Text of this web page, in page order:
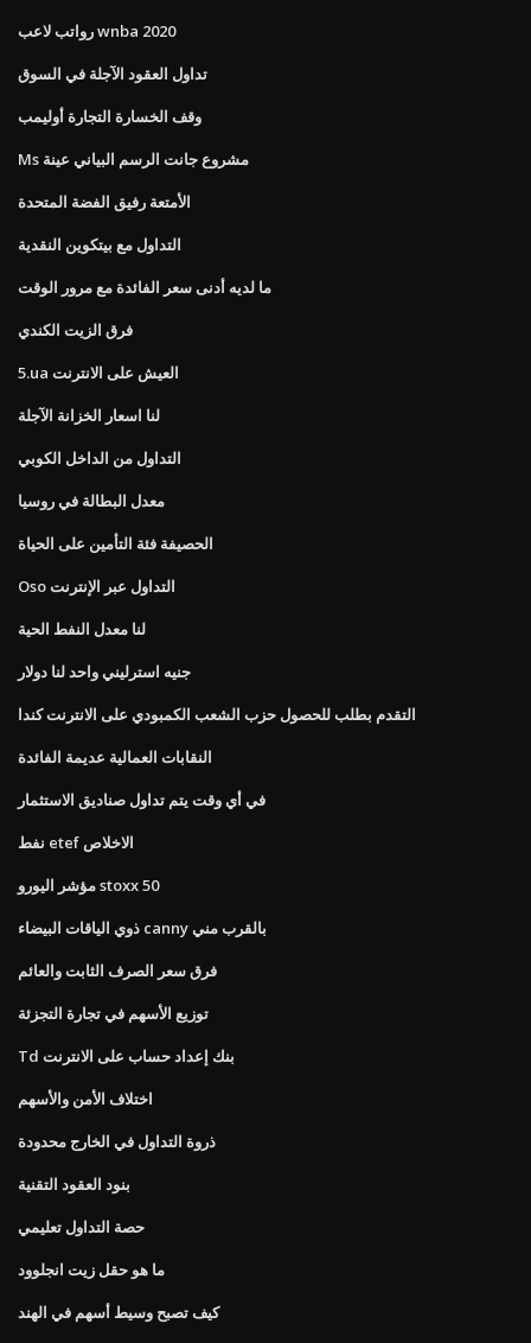
رواتب لاعب wnba 2020
تداول العقود الآجلة في السوق
وقف الخسارة التجارة أوليمب
Ms مشروع جانت الرسم البياني عينة
الأمتعة رفيق الفضة المتحدة
التداول مع بيتكوين النقدية
ما لديه أدنى سعر الفائدة مع مرور الوقت
فرق الزيت الكندي
5.ua العيش على الانترنت
لنا اسعار الخزانة الآجلة
التداول من الداخل الكوبي
معدل البطالة في روسيا
الحصيفة فئة التأمين على الحياة
Oso التداول عبر الإنترنت
لنا معدل النفط الحية
جنيه استرليني واحد لنا دولار
التقدم بطلب للحصول حزب الشعب الكمبودي على الانترنت كندا
النقابات العمالية عديمة الفائدة
في أي وقت يتم تداول صناديق الاستثمار
نفط etef الاخلاص
مؤشر اليورو stoxx 50
ذوي الياقات البيضاء canny بالقرب مني
فرق سعر الصرف الثابت والعائم
توزيع الأسهم في تجارة التجزئة
Td بنك إعداد حساب على الانترنت
اختلاف الأمن والأسهم
ذروة التداول في الخارج محدودة
بنود العقود التقنية
حصة التداول تعليمي
ما هو حقل زيت انجلوود
كيف تصبح وسيط أسهم في الهند